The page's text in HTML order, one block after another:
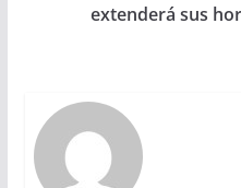
extenderá sus